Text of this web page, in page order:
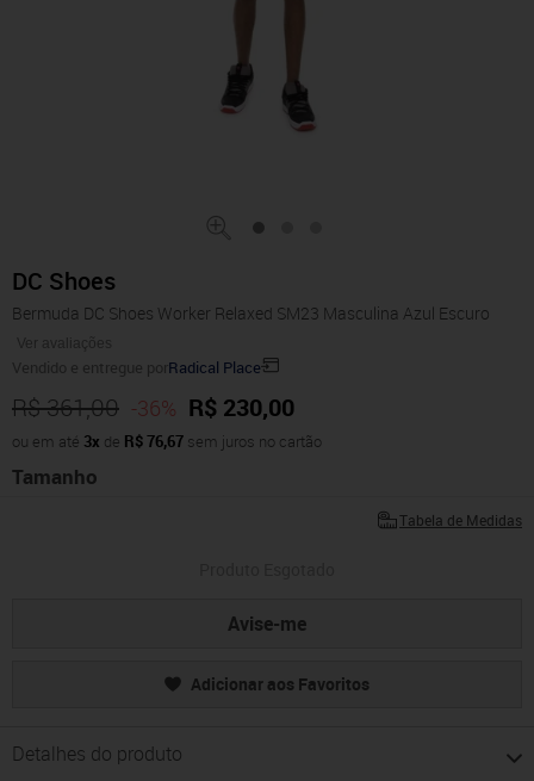
DC Shoes
Bermuda DC Shoes Worker Relaxed SM23 Masculina Azul Escuro
Ver avaliações
Vendido e entregue porRadical Place
R$ 361,00 -36% R$ 230,00
ou em até 3x de R$ 76,67 sem juros no cartão
Tamanho
Tabela de Medidas
Avise-me
Adicionar aos Favoritos
Detalhes do produto